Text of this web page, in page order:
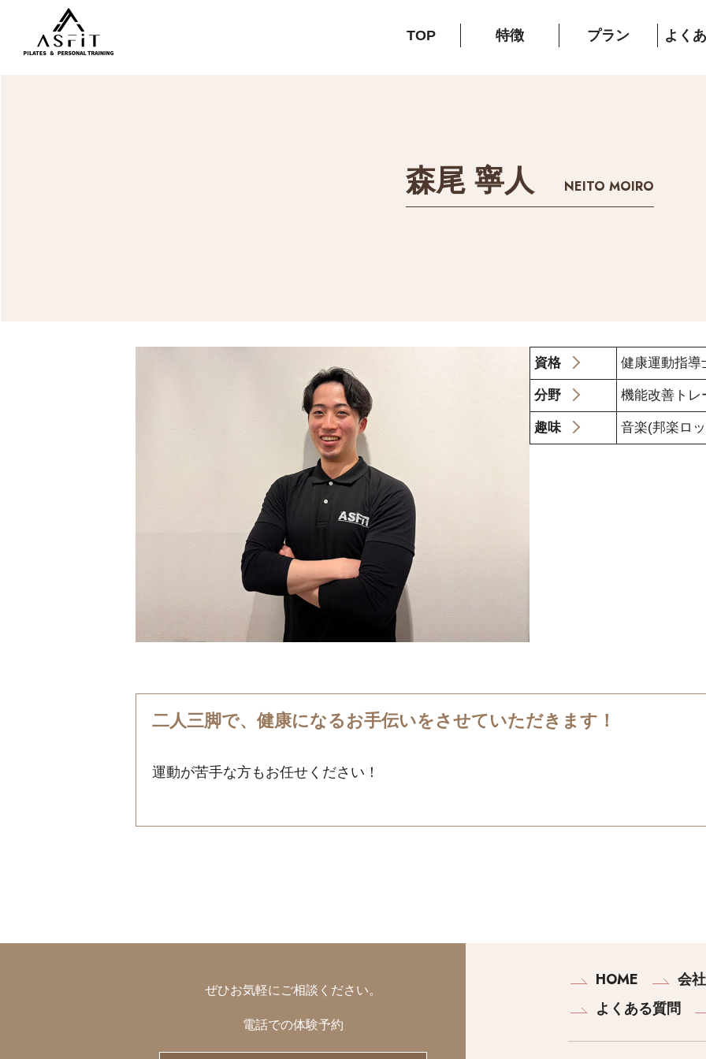
TOP 特徴 プラン よく
森尾 寧人 NEITO MOIRO
資格 健康運動指導
分野 機能改善トレ
趣味 音楽(邦楽ロ
二人三脚で、健康になるお手伝いをさせていただきます！
運動が苦手な方もお任せください！
ぜひお気軽にご相談ください。
電話での体験予約
HOME 会
よくある質問